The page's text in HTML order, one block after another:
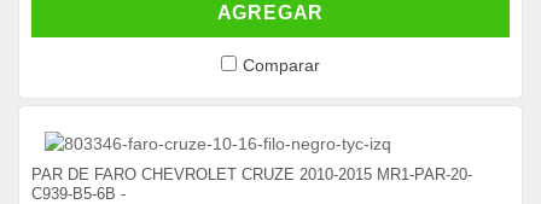
AGREGAR
Comparar
PAR DE FARO CHEVROLET CRUZE 2010-2015 MR1-PAR-20-
C939-B5-6B -